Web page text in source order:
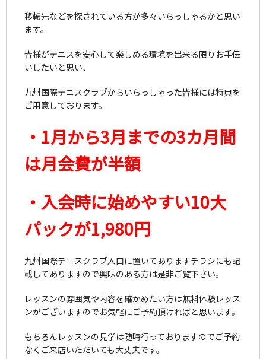
移転先などを探されている方が多々いらっしゃるかと思い
ます。
皆様がテニスを安心して楽しめる環境を出来る限りお手伝
いしたいと思い、
九州国際テニスクラブからいらっしゃった皆様には特典を
ご用意しております。
・1月から3月までの3カ月間
は月会費が半額
・入会時に始めやすい10大
パックが1,980円
九州国際テニスクラブ入口に置いてありますチラシにも記
載してありますので興味のある方は是非ご覧下さい。
レッスンの雰囲気や内容を確かめたい方は無料体験レッス
ンがございますのでお気軽にご予約頂ければと思います。
もちろんレッスンの見学は随時行っておりますのでご予約
なくご来店いただいても大丈夫です。